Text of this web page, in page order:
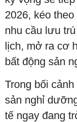
2026, kéo
nhu cầu lưu
lịch, mở ra cơ
bất động sản
Trong bối
sản nghỉ
tế ngay đang